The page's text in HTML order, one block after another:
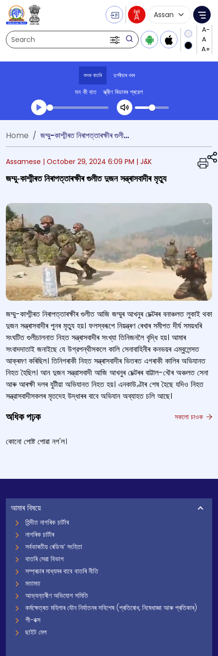
Search
Language
শুনক বাতৰি দুপৰীয়াৰ খবৰ
মন কী বাত স্ক্ৰীণ ৰিডাৰৰ প্ৰৱেশ
Transcript summary
খেলা অডিঅ' দুপৰীয়াৰ খবৰ
Home জম্মু-কাশ্মীৰত নিৰাপত্তাৰক্ষীৰ গুলীত দুজন সন্ত্ৰাসবাদীৰ মৃত্যু
Assamese | October 29, 2024 6:09 PM | J&K
জম্মু-কাশ্মীৰত নিৰাপত্তাৰক্ষীৰ গুলীত দুজন সন্ত্ৰাসবাদীৰ মৃত্যু
জম্মু-কাশ্মীৰত নিৰাপত্তাৰক্ষীৰ গুলীত আজি জম্মুৰ আখনুৰ চেক্টৰৰ বনাঞ্চলত লুকাই থকা
দুজন সন্ত্ৰাসবাদীৰ পুনৰ মৃত্যু হয়। ফলস্বৰূপে নিয়ন্ত্ৰণ ৰেখাৰ সমীপত দীর্ঘ সময়ধৰি
সংঘটিত গুলীচালনাত নিহত সন্ত্ৰাসবাদীৰ সংখ্যা তিনিজনলৈ বৃদ্ধি হয়। আমাৰ
সংবাদদাতাই জনাইছে যে উগ্রপন্থীসকলে কালি সেনাবাহিনীৰ কনভয়ৰ এম্বুলেন্সত
আক্ৰমণ কৰিছিল। তিনিগৰাকী নিহত সন্ত্ৰাসবাদীৰ ভিতৰত এগৰাকী কালিৰ অভিযানত
নিহত হৈছিল। আন দুজন সন্ত্রাসবাদী আজি আখনুৰ চেক্টৰৰ বাট্টাল-খৌৰ অঞ্চলত সেনা
আৰু আৰক্ষী দলৰ যুটীয়া অভিযানত নিহত হয়। এনকাউণ্টাৰ শেষ হৈছে যদিও নিহত
সন্ত্রাসবাদীসকলৰ মৃতদেহ উদ্ধাৰৰ বাবে অভিযান অব্যাহত চলি আছে।
অধিক পঢ়ক সকলো চাওক
কোনো পোষ্ট পোৱা নগ'ল।
আমাৰ বিষয়ে
হিন্দীত নাগৰিক চাৰ্টাৰ
নাগৰিক চাৰ্টাৰ
সৰ্বভাৰতীয় ৰেডিঅ’ সংহিতা
বাতৰি সেৱা বিভাগ
সম্প্ৰচাৰ মাধ্যমৰ বাবে বাতৰি নীতি
মতামত
আভ্যন্তৰীণ অভিযোগ সমিতি
কৰ্মক্ষেত্ৰত মহিলাৰ যৌন নিৰ্যাতনৰ সবিশেষ (প্ৰতিৰোধ, নিষেধাজ্ঞা আৰু প্ৰতিকাৰ)
শী-বক্স
ছাইট মেপ